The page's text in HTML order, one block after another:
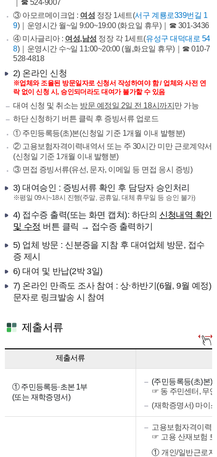
｜☎ 524-9007
③ 아모르메이크업 : 여성 정장 1세트(서구 계룡로339번길 1
9)｜운영시간 월~일 9:00~19:00 (화요일 휴무)｜☎ 301-3436
④ 미사글리아 : 여성,남성 정장 각 1세트(유성구 대덕대로 54
8)｜운영시간 수~일 11:00~20:00 (월,화요일 휴무)｜☎ 010-7
528-4818
2) 온라인 신청
※업체와 조율된 방문일자로 신청서 작성하여야 함 / 업체와 사전 연
락 없이 신청 시, 승인되더라도 대여가 불가할 수 있음
대여 신청 및 취소는 방문 예정일 2일 전 18시까지 만 가능
하단 신청하기 버튼 클릭 후 증빙서류 업로드
① 주민등록등(초)본(신청일 기준 1개월 이내 발행분)
② 고용보험자격이력내역서 또는 주 30시간 미만 근로계약서
(신청일 기준 1개월 이내 발행분)
③ 면접 증빙서류(유선, 문자, 이메일 등 면접 응시 증빙)
3) 대여승인 : 증빙서류 확인 후 담당자 승인처리
※평일 09시~18시 진행(주말, 공휴일, 대체 휴무일 등 승인 불가)
4) 접수증 출력(또는 화면 캡쳐): 하단의 신청내역 확인
및 수정 버튼 클릭 → 접수증 출력하기
5) 업체 방문 : 신분증을 지참 후 대여업체 방문, 접수
증 제시
6) 대여 및 반납(2박 3일)
7) 온라인 만족도 조사 참여 : 상·하반기(6월, 9월 예정)
문자로 링크발송 시 참여
제출서류
제출서류
① 주민등록등·초본 1부
(또는 재학증명서)
(주민등록등(초)본)
☞ 동 주민센터, 무
(재학증명서) 마이
고용보험자격이력
☞ 고용 산재보험
① 개인/일반근로